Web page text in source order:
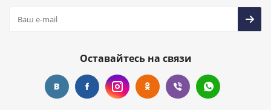
Оставайтесь на связи